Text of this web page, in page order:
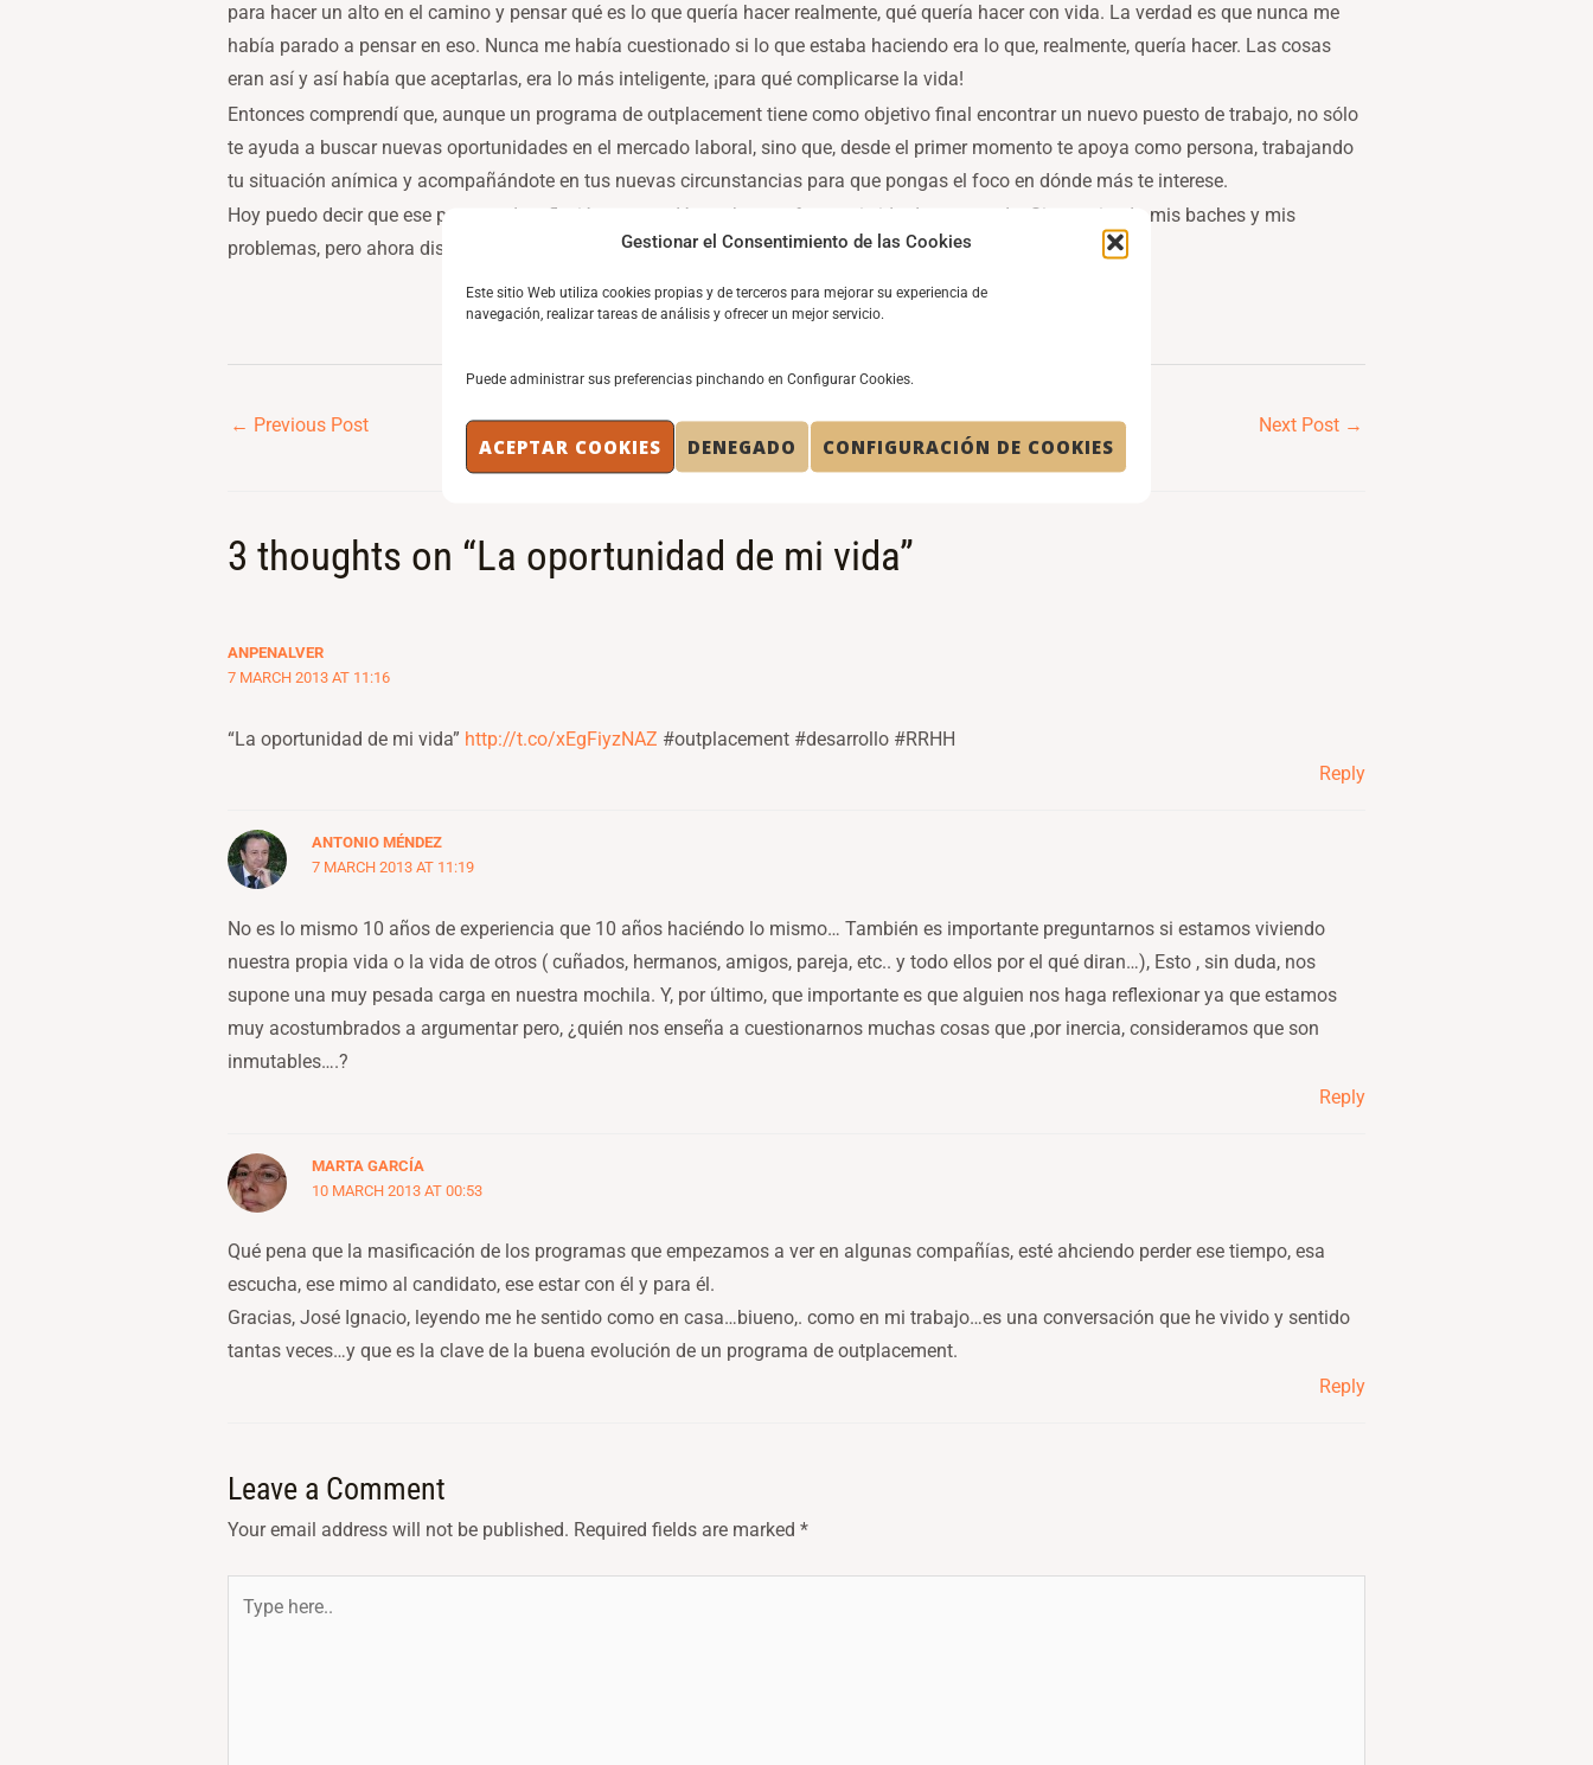
Gestionar el Consentimiento de las Cookies
Este sitio Web utiliza cookies propias y de terceros para mejorar su experiencia de
navegación, realizar tareas de análisis y ofrecer un mejor servicio.
Puede administrar sus preferencias pinchando en Configurar Cookies.
ACEPTAR COOKIES DENEGADO CONFIGURACIÓN DE COOKIES
para hacer un alto en el camino y pensar qué es lo que quería hacer realmente, qué quería hacer con vida. La verdad es que nunca me
había parado a pensar en eso. Nunca me había cuestionado si lo que estaba haciendo era lo que, realmente, quería hacer. Las cosas
eran así y así había que aceptarlas, era lo más inteligente, ¡para qué complicarse la vida!
Entonces comprendí que, aunque un programa de outplacement tiene como objetivo final encontrar un nuevo puesto de trabajo, no sólo
te ayuda a buscar nuevas oportunidades en el mercado laboral, sino que, desde el primer momento te apoya como persona, trabajando
tu situación anímica y acompañándote en tus nuevas circunstancias para que pongas el foco en dónde más te interese.
Hoy puedo decir que ese proceso de reflexión me ayudó mucho a enfocar mi vida de otro modo. Sigo teniendo mis baches y mis
problemas, pero ahora disfruto con lo que hago porque me gusta, por eso pongo pasión en ello.
← Previous Post Next Post →
3 thoughts on “La oportunidad de mi vida”
ANPENALVER
7 MARCH 2013 AT 11:16
“La oportunidad de mi vida” http://t.co/xEgFiyzNAZ #outplacement #desarrollo #RRHH
Reply
ANTONIO MÉNDEZ
7 MARCH 2013 AT 11:19
No es lo mismo 10 años de experiencia que 10 años haciéndo lo mismo… También es importante preguntarnos si estamos viviendo
nuestra propia vida o la vida de otros ( cuñados, hermanos, amigos, pareja, etc.. y todo ellos por el qué diran…), Esto , sin duda, nos
supone una muy pesada carga en nuestra mochila. Y, por último, que importante es que alguien nos haga reflexionar ya que estamos
muy acostumbrados a argumentar pero, ¿quién nos enseña a cuestionarnos muchas cosas que ,por inercia, consideramos que son
inmutables….?
Reply
MARTA GARCÍA
10 MARCH 2013 AT 00:53
Qué pena que la masificación de los programas que empezamos a ver en algunas compañías, esté ahciendo perder ese tiempo, esa
escucha, ese mimo al candidato, ese estar con él y para él.
Gracias, José Ignacio, leyendo me he sentido como en casa…biueno,. como en mi trabajo…es una conversación que he vivido y sentido
tantas veces…y que es la clave de la buena evolución de un programa de outplacement.
Reply
Leave a Comment
Your email address will not be published. Required fields are marked *
here..